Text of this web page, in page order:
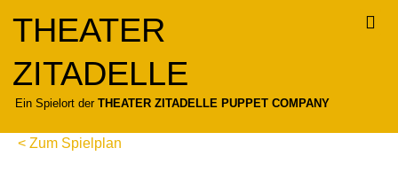
springen
THEATER
ZITADELLE
Ein Spielort derTHEATER ZITADELLE PUPPET COMPANY
< Zum Spielplan